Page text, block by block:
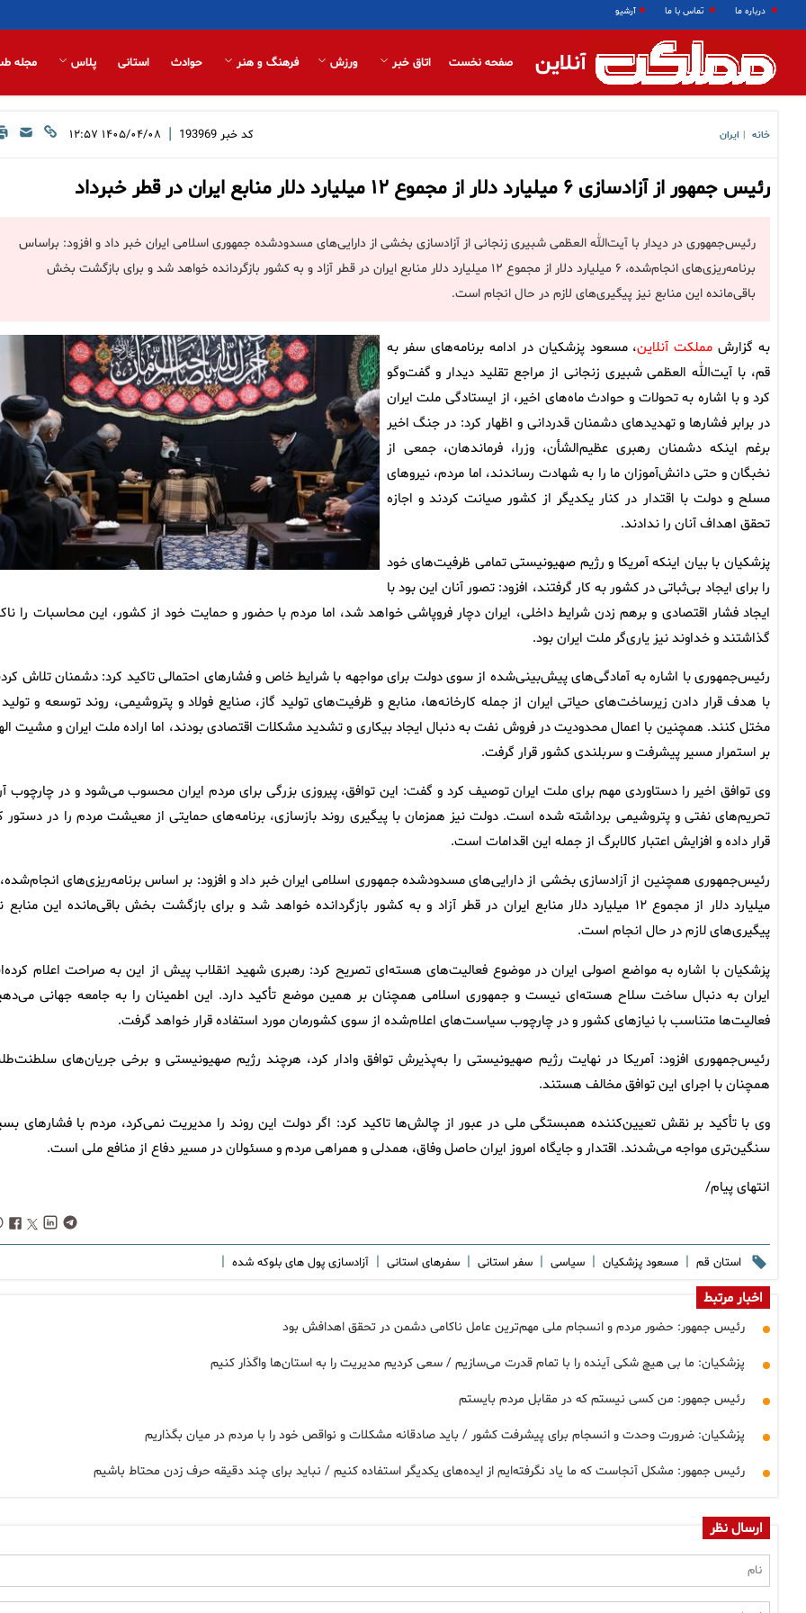
درباره ما تماس با ما آرشیو
آنلاین صفحه نخست اتاق خبر ورزش فرهنگ و هنر حوادث استانی پلاس مجله
خانه ایران کد خبر 193969
| ۱۴۰۵/۰۴/۰۸ ۱۲:۵۷
رئیس جمهور از آزادسازی ۶ میلیارد دلار از مجموع ۱۲ میلیارد دلار منابع ایران در قطر خبرداد
رئیس‌جمهوری در دیدار با آیت‌الله العظمی شبیری زنجانی از آزادسازی بخشی از دارایی‌های مسدودشده جمهوری اسلامی ایران خبر داد و افزود: براساس
برنامه‌ریزی‌های انجام‌شده، ۶ میلیارد دلار از مجموع ۱۲ میلیارد دلار منابع ایران در قطر آزاد و به کشور بازگردانده خواهد شد و برای بازگشت بخش
باقی‌مانده این منابع نیز پیگیری‌های لازم در حال انجام است.
به گزارش مملکت آنلاین، مسعود پزشکیان در ادامه برنامه‌های سفر به
قم، با آیت‌الله العظمی شبیری زنجانی از مراجع تقلید دیدار و گفت‌وگو
کرد و با اشاره به تحولات و حوادث ماه‌های اخیر، از ایستادگی ملت ایران
در برابر فشارها و تهدیدهای دشمنان قدردانی و اظهار کرد: در جنگ اخیر
برغم اینکه دشمنان رهبری عظیم‌الشأن، وزرا، فرماندهان، جمعی از
نخبگان و حتی دانش‌آموزان ما را به شهادت رساندند، اما مردم، نیروهای
مسلح و دولت با اقتدار در کنار یکدیگر از کشور صیانت کردند و اجازه
تحقق اهداف آنان را ندادند.
پزشکیان با بیان اینکه آمریکا و رژیم صهیونیستی تمامی ظرفیت‌های خود
را برای ایجاد بی‌ثباتی در کشور به کار گرفتند، افزود: تصور آنان این بود با
ایجاد فشار اقتصادی و برهم زدن شرایط داخلی، ایران دچار فروپاشی خواهد شد، اما مردم با حضور و حمایت خود از کشور، این محاسبات را
گذاشتند و خداوند نیز یاری‌گر ملت ایران بود.
رئیس‌جمهوری با اشاره به آمادگی‌های پیش‌بینی‌شده از سوی دولت برای مواجهه با شرایط خاص و فشارهای احتمالی تاکید کرد: دشمنان تلاش
با هدف قرار دادن زیرساخت‌های حیاتی ایران از جمله کارخانه‌ها، منابع و ظرفیت‌های تولید گاز، صنایع فولاد و پتروشیمی، روند توسعه و تولید
مختل کنند. همچنین با اعمال محدودیت در فروش نفت به دنبال ایجاد بیکاری و تشدید مشکلات اقتصادی بودند، اما اراده ملت ایران و مشیت
بر استمرار مسیر پیشرفت و سربلندی کشور قرار گرفت.
وی توافق اخیر را دستاوردی مهم برای ملت ایران توصیف کرد و گفت: این توافق، پیروزی بزرگی برای مردم ایران محسوب می‌شود و در چارچوب
تحریم‌های نفتی و پتروشیمی برداشته شده است. دولت نیز همزمان با پیگیری روند بازسازی، برنامه‌های حمایتی از معیشت مردم را در دستور
قرار داده و افزایش اعتبار کالابرگ از جمله این اقدامات است.
میلیارد دلار از مجموع ۱۲ میلیارد دلار منابع ایران در قطر آزاد و به کشور بازگردانده خواهد شد و برای بازگشت بخش باقی‌مانده این منابع
پیگیری‌های لازم در حال انجام است.
پزشکیان با اشاره به مواضع اصولی ایران در موضوع فعالیت‌های هسته‌ای تصریح کرد: رهبری شهید انقلاب پیش از این به صراحت اعلام
ایران به دنبال ساخت سلاح هسته‌ای نیست و جمهوری اسلامی همچنان بر همین موضع تأکید دارد. این اطمینان را به جامعه جهانی
فعالیت‌ها متناسب با نیازهای کشور و در چارچوب سیاست‌های اعلام‌شده از سوی کشورمان مورد استفاده قرار خواهد گرفت.
رئیس‌جمهوری افزود: آمریکا در نهایت رژیم صهیونیستی را به‌پذیرش توافق وادار کرد، هرچند رژیم صهیونیستی و برخی جریان‌های
همچنان با اجرای این توافق مخالف هستند.
وی با تأکید بر نقش تعیین‌کننده همبستگی ملی در عبور از چالش‌ها تاکید کرد: اگر دولت این روند را مدیریت نمی‌کرد، مردم با فشارهای
سنگین‌تری مواجه می‌شدند. اقتدار و جایگاه امروز ایران حاصل وفاق، همدلی و همراهی مردم و مسئولان در مسیر دفاع از منافع ملی است.
انتهای پیام/
استان قم | مسعود پزشکیان | سیاسی | سفر استانی | سفرهای استانی | آزادسازی پول های بلوکه شده |
اخبار مرتبط
رئیس جمهور: حضور مردم و انسجام ملی مهم‌ترین عامل ناکامی دشمن در تحقق اهدافش بود
پزشکیان: ما بی هیچ شکی آینده را با تمام قدرت می‌سازیم / سعی کردیم مدیریت را به استان‌ها واگذار کنیم
رئیس جمهور: من کسی نیستم که در مقابل مردم بایستم
پزشکیان: ضرورت وحدت و انسجام برای پیشرفت کشور / باید صادقانه مشکلات و نواقص خود را با مردم در میان بگذاریم
رئیس جمهور: مشکل آنجاست که ما یاد نگرفته‌ایم از ایده‌های یکدیگر استفاده کنیم / نباید برای چند دقیقه حرف زدن محتاط باشیم
ارسال نظر